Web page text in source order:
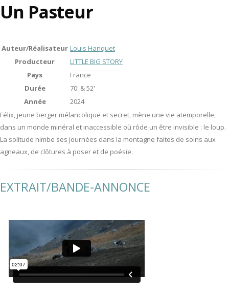
Un Pasteur
Auteur/Réalisateur Louis Hanquet
Producteur
LITTLE BIG STORY
Pays
France
Durée
70' & 52'
Année
2024
Félix, jeune berger mélancolique et secret, mène une vie atemporelle,
dans un monde minéral et inaccessible où rôde un être invisible : le loup.
La solitude nimbe ses journées dans la montagne faites de soins aux
agneaux, de clôtures à poser et de poésie.
EXTRAIT/BANDE-ANNONCE